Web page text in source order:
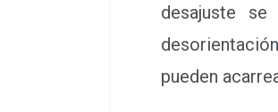
desajuste
pueden